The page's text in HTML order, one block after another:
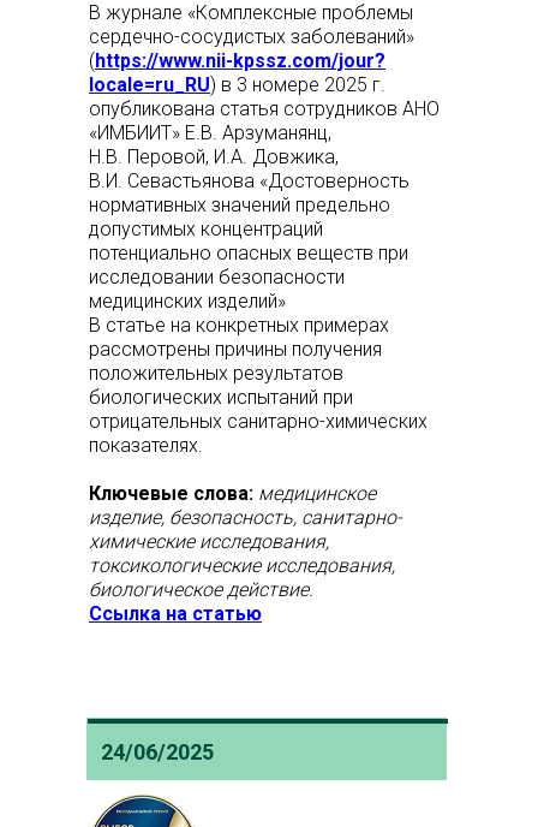
В журнале «Комплексные проблемы
сердечно-сосудистых заболеваний»
(https://www.nii-kpssz.com/jour?
locale=ru_RU) в 3 номере 2025 г.
опубликована статья сотрудников АНО
«ИМБИИТ» Е.В. Арзуманянц,
Н.В. Перовой, И.А. Довжика,
В.И. Севастьянова «Достоверность
нормативных значений предельно
допустимых концентраций
потенциально опасных веществ при
исследовании безопасности
медицинских изделий»
В статье на конкретных примерах
рассмотрены причины получения
положительных результатов
биологических испытаний при
отрицательных санитарно-химических
показателях.
Ключевые слова: медицинское
изделие, безопасность, санитарно-
химические исследования,
токсикологические исследования,
биологическое действие.
Ссылка на статью
24/06/2025